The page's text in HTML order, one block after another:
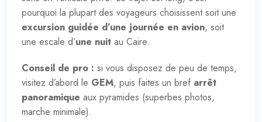
pourquoi la plupart des voyageurs choisissent soit une
excursion guidée d’une journée en avion, soit
une escale d’une nuit au Caire.
Conseil de pro : si vous disposez de peu de temps,
visitez d’abord le GEM, puis faites un bref arrêt
panoramique aux pyramides (superbes photos,
marche minimale).